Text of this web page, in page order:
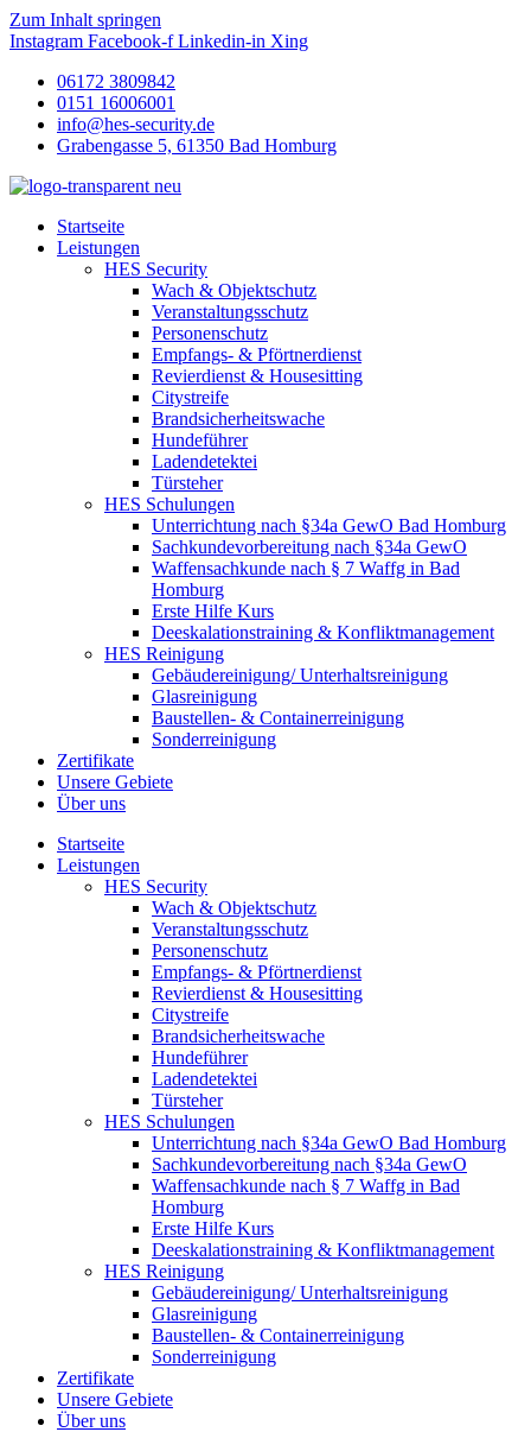
Zum Inhalt springen
Instagram Facebook-f Linkedin-in Xing
06172 3809842
0151 16006001
info@hes-security.de
Grabengasse 5, 61350 Bad Homburg
Startseite
Leistungen
HES Security
Wach & Objektschutz
Veranstaltungsschutz
Personenschutz
Empfangs- & Pförtnerdienst
Revierdienst & Housesitting
Citystreife
Brandsicherheitswache
Hundeführer
Ladendetektei
Türsteher
HES Schulungen
Unterrichtung nach §34a GewO Bad Homburg
Sachkundevorbereitung nach §34a GewO
Waffensachkunde nach § 7 Waffg in Bad
Homburg
Erste Hilfe Kurs
Deeskalationstraining & Konfliktmanagement
HES Reinigung
Gebäudereinigung/ Unterhaltsreinigung
Glasreinigung
Baustellen- & Containerreinigung
Sonderreinigung
Zertifikate
Unsere Gebiete
Über uns
Startseite
Leistungen
HES Security
Wach & Objektschutz
Veranstaltungsschutz
Personenschutz
Empfangs- & Pförtnerdienst
Revierdienst & Housesitting
Citystreife
Brandsicherheitswache
Hundeführer
Ladendetektei
Türsteher
HES Schulungen
Unterrichtung nach §34a GewO Bad Homburg
Sachkundevorbereitung nach §34a GewO
Waffensachkunde nach § 7 Waffg in Bad
Homburg
Erste Hilfe Kurs
Deeskalationstraining & Konfliktmanagement
HES Reinigung
Gebäudereinigung/ Unterhaltsreinigung
Glasreinigung
Baustellen- & Containerreinigung
Sonderreinigung
Zertifikate
Unsere Gebiete
Über uns